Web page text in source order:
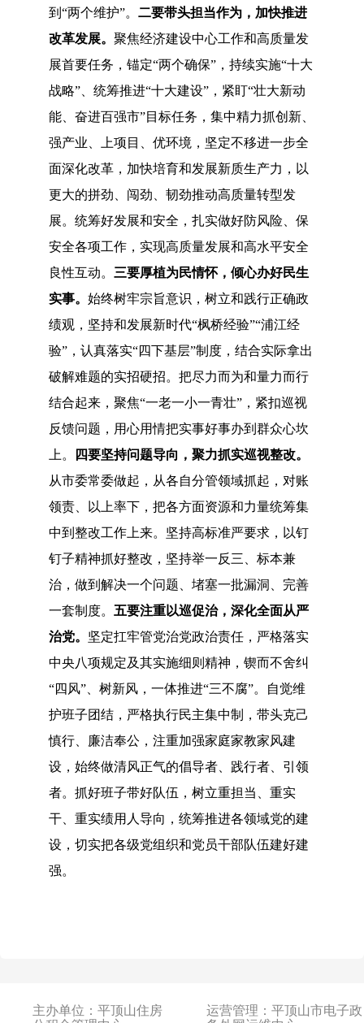
到“两个维护”。 二要带头担当作为，加快推进
改革发展。 聚焦经济建设中心工作和高质量发
展首要任务，锚定“两个确保”，持续实施“十大
战略”、统筹推进“十大建设”，紧盯“壮大新动
能、奋进百强市”目标任务，集中精力抓创新、
强产业、上项目、优环境，坚定不移进一步全
面深化改革，加快培育和发展新质生产力，以
更大的拼劲、闯劲、韧劲推动高质量转型发
展。统筹好发展和安全，扎实做好防风险、保
安全各项工作，实现高质量发展和高水平安全
良性互动。 三要厚植为民情怀，倾心办好民生
实事。 始终树牢宗旨意识，树立和践行正确政
绩观，坚持和发展新时代“枫桥经验”“浦江经
验”，认真落实“四下基层”制度，结合实际拿出
破解难题的实招硬招。把尽力而为和量力而行
结合起来，聚焦“一老一小一青壮”，紧扣巡视
反馈问题，用心用情把实事好事办到群众心坎
上。
四要坚持问题导向，聚力抓实巡视整改。
从市委常委做起，从各自分管领域抓起，对账
领责、以上率下，把各方面资源和力量统筹集
中到整改工作上来。坚持高标准严要求，以钉
钉子精神抓好整改，坚持举一反三、标本兼
治，做到解决一个问题、堵塞一批漏洞、完善
一套制度。 五要注重以巡促治，深化全面从严
治党。 坚定扛牢管党治党政治责任，严格落实
中央八项规定及其实施细则精神，锲而不舍纠
“四风”、树新风，一体推进“三不腐”。自觉维
护班子团结，严格执行民主集中制，带头克己
慎行、廉洁奉公，注重加强家庭家教家风建
设，始终做清风正气的倡导者、践行者、引领
者。抓好班子带好队伍，树立重担当、重实
干、重实绩用人导向，统筹推进各领域党的建
设，切实把各级党组织和党员干部队伍建好建
强。
主办单位：平顶山住房
运营管理：平顶山市电子政